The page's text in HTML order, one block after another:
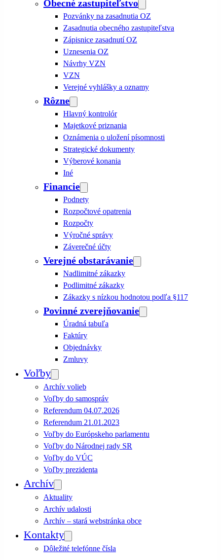
Obecné zastupiteľstvo
Pozvánky na zasadnutia OZ
Zasadnutia obecného zastupiteľstva
Zápisnice zasadnutí OZ
Uznesenia OZ
Návrhy VZN
VZN
Verejné vyhlášky a oznamy
Rôzne
Hlavný kontrolór
Majetkové priznania
Oznámenia o uložení písomnosti
Strategické dokumenty
Výberové konania
Iné
Financie
Podnety
Rozpočtové opatrenia
Rozpočty
Výročné správy
Záverečné účty
Verejné obstarávanie
Nadlimitné zákazky
Podlimitné zákazky
Zákazky s nízkou hodnotou podľa §117
Povinné zverejňovanie
Úradná tabuľa
Faktúry
Objednávky
Zmluvy
Voľby
Archív volieb
Voľby do samospráv
Referendum 04.07.2026
Referendum 21.01.2023
Voľby do Európskeho parlamentu
Voľby do Národnej rady SR
Voľby do VÚC
Voľby prezidenta
Archív
Aktuality
Archív udalosti
Archív – stará webstránka obce
Kontakty
Dôležité telefónne čísla